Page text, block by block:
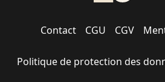
Contact CGU CGV
Politique de protection des